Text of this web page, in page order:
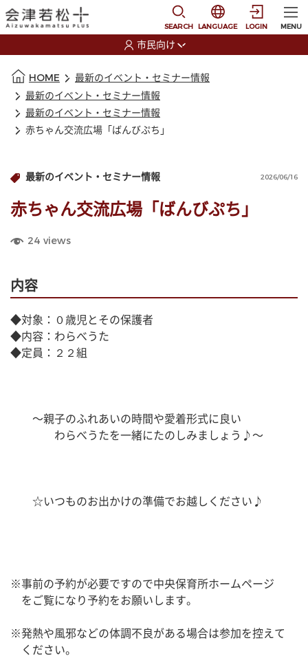
SEARCH
選択すると言語の切
LANGUAGE LOGIN MENU
市民向け
HOME
最新のイベント・セミナー情報
最新のイベント・セミナー情報
最新のイベント・セミナー情報
赤ちゃん交流広場「ばんびぷち」
最新のイベント・セミナー情報 2026/06/16
赤ちゃん交流広場「ばんびぷち」
24 views
内容
◆対象：０歳児とその保護者
◆内容：わらべうた
◆定員：２２組
〜親子のふれあいの時間や愛着形式に良い
わらべうたを一緒にたのしみましょう♪〜
☆いつものお出かけの準備でお越しください♪
※事前の予約が必要ですので中央保育所ホームページ
をご覧になり予約をお願いします。
※発熱や風邪などの体調不良がある場合は参加を控えて
ください。